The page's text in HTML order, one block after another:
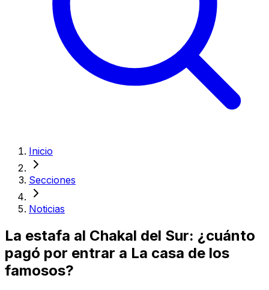
Inicio
Secciones
Noticias
La estafa al Chakal del Sur: ¿cuánto
pagó por entrar a La casa de los
famosos?